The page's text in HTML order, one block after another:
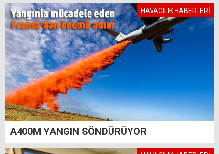
HAVACILIK HABERLERİ
A400M YANGIN SÖNDÜRÜYOR